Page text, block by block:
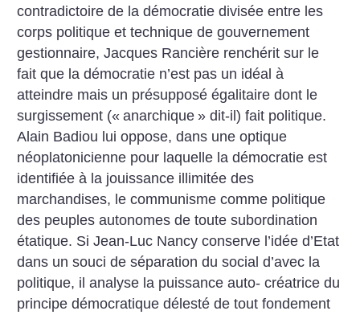
contradictoire de la démocratie divisée entre les
corps politique et technique de gouvernement
gestionnaire, Jacques Rancière renchérit sur le
fait que la démocratie n’est pas un idéal à
atteindre mais un présupposé égalitaire dont le
surgissement (« anarchique » dit-il) fait politique.
Alain Badiou lui oppose, dans une optique
néoplatonicienne pour laquelle la démocratie est
identifiée à la jouissance illimitée des
marchandises, le communisme comme politique
des peuples autonomes de toute subordination
étatique. Si Jean-Luc Nancy conserve l’idée d’Etat
dans un souci de séparation du social d’avec la
politique, il analyse la puissance auto- créatrice du
principe démocratique délesté de tout fondement